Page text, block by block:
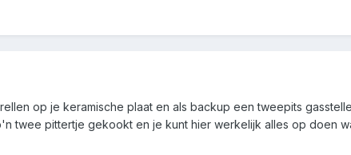
op je keramische plaat en als backup een tweepits
twee pittertje gekookt en je kunt hier werkelijk alles op doen